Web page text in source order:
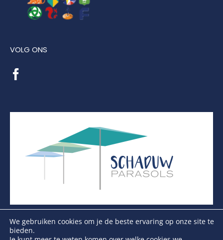
VOLG ONS
We gebruiken cookies om je de beste ervaring op onze site te
bieden.